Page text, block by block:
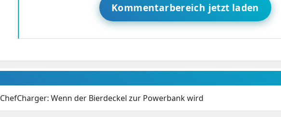
Kommentarbereich jetzt laden
ChefCharger: Wenn der Bierdeckel zur Powerbank wird